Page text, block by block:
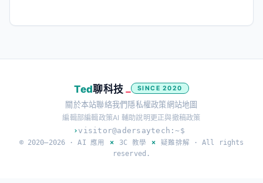
Ted聊科技 SINCE 2020
關於本站聯絡我們 隱私權政策網站地圖
編輯部編輯政策AI 輔助說明更正與撤稿政策
› visitor@adersaytech:~$
© 2020–2026 ·AI 應用 × 3C 教學 × 疑難排解 · All rights
reserved.